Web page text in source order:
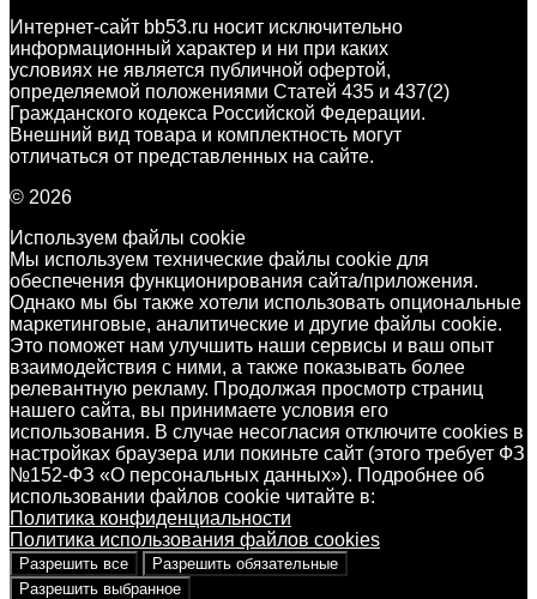
Интернет-сайт bb53.ru носит исключительно
информационный характер и ни при каких
условиях не является публичной офертой,
определяемой положениями Статей 435 и 437(2)
Гражданского кодекса Российской Федерации.
Внешний вид товара и комплектность могут
отличаться от представленных на сайте.
© 2026
Используем файлы cookie
Мы используем технические файлы cookie для
обеспечения функционирования сайта/приложения.
Однако мы бы также хотели использовать опциональные
маркетинговые, аналитические и другие файлы cookie.
Это поможет нам улучшить наши сервисы и ваш опыт
взаимодействия с ними, а также показывать более
релевантную рекламу. Продолжая просмотр страниц
нашего сайта, вы принимаете условия его
использования. В случае несогласия отключите cookies в
настройках браузера или покиньте сайт (этого требует ФЗ
№152-ФЗ «О персональных данных»). Подробнее об
использовании файлов cookie читайте в:
Политика конфиденциальности
Политика использования файлов cookies
Разрешить все
Разрешить обязательные
Разрешить выбранное